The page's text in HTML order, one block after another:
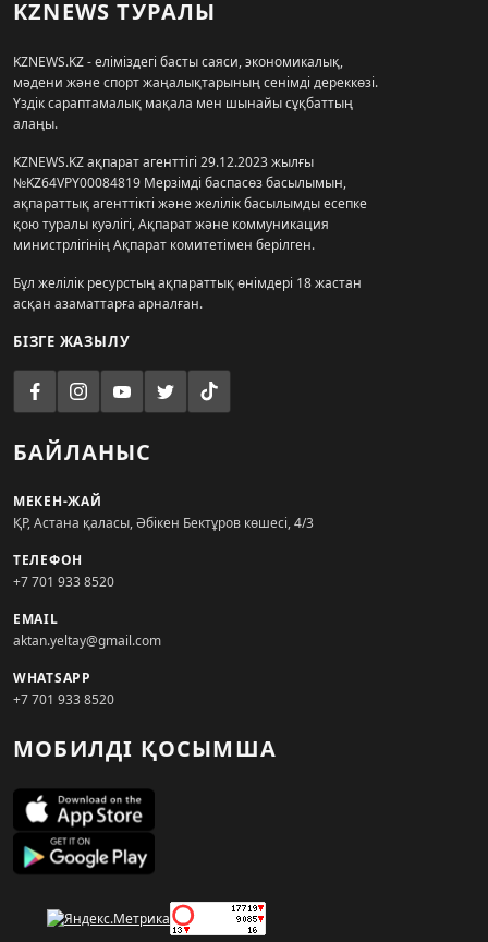
KZNEWS ТУРАЛЫ
KZNEWS.KZ - еліміздегі басты саяси, экономикалық,
мәдени және спорт жаңалықтарының сенімді дереккөзі.
Үздік сараптамалық мақала мен шынайы сұқбаттың
алаңы.
KZNEWS.KZ ақпарат агенттігі 29.12.2023 жылғы
№KZ64VPY00084819 Мерзімді баспасөз басылымын,
ақпараттық агенттікті және желілік басылымды есепке
қою туралы куәлігі, Ақпарат және коммуникация
министрлігінің Ақпарат комитетімен берілген.
Бұл желілік ресурстың ақпараттық өнімдері 18 жастан
асқан азаматтарға арналған.
БІЗГЕ ЖАЗЫЛУ
БАЙЛАНЫС
МЕКЕН-ЖАЙ
ҚР, Астана қаласы, Әбікен Бектұров көшесі, 4/3
ТЕЛЕФОН
+7 701 933 8520
EMAIL
aktan.yeltay@gmail.com
WHATSAPP
+7 701 933 8520
МОБИЛДІ ҚОСЫМША